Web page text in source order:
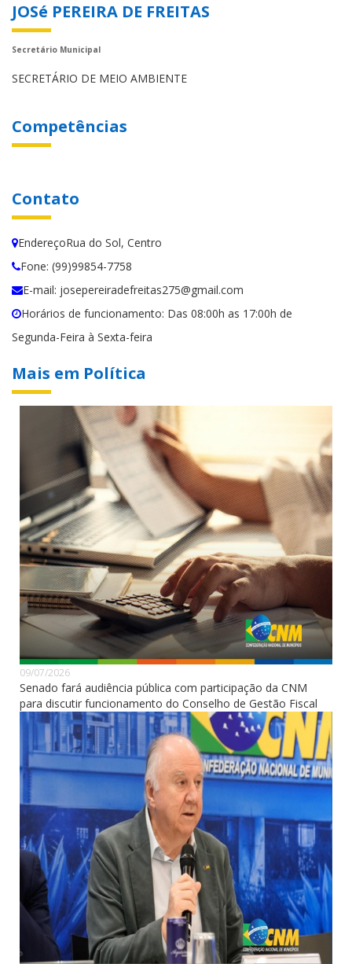
JOSé PEREIRA DE FREITAS
Secretário Municipal
SECRETÁRIO DE MEIO AMBIENTE
Competências
Contato
EndereçoRua do Sol, Centro
Fone: (99)99854-7758
E-mail: josepereiradefreitas275@gmail.com
Horários de funcionamento: Das 08:00h as 17:00h de
Segunda-Feira à Sexta-feira
Mais em Política
09/07/2026
Senado fará audiência pública com participação da CNM
para discutir funcionamento do Conselho de Gestão Fiscal